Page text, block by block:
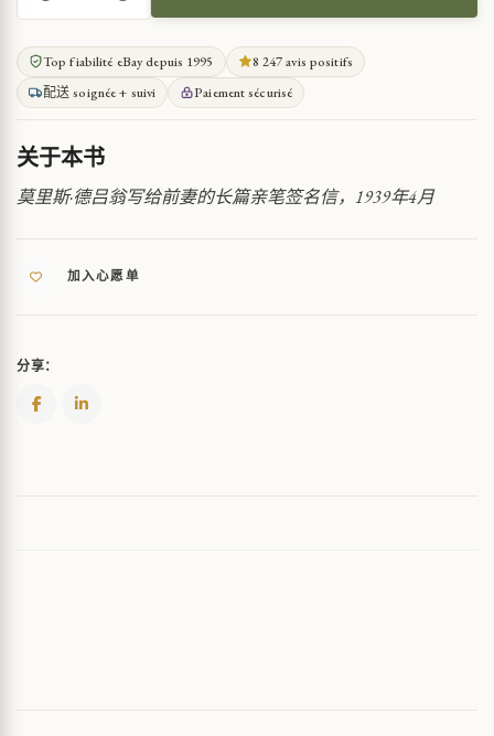
里
斯
·
德
吕
翁
的
亲
笔
信
Top fiabilité eBay depuis 1995
8 247 avis positifs
配送 soignée + suivi
Paiement sécurisé
关于本书
莫里斯·德吕翁写给前妻的长篇亲笔签名信，1939年4月
加入心愿单
分享：